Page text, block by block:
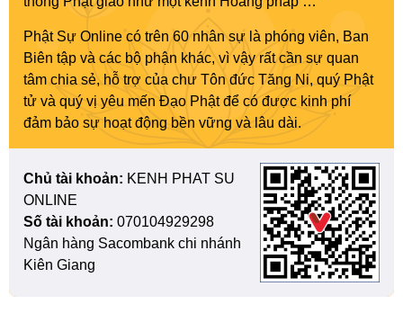
Phật Sự Online có trên 60 nhân sự là phóng viên, Ban
Biên tập và các bộ phận khác, vì vậy rất cần sự quan
tâm chia sẻ, hỗ trợ của chư Tôn đức Tăng Ni, quý Phật
tử và quý vị yêu mến Đạo Phật để có được kinh phí
đảm bảo sự hoạt động bền vững và lâu dài.
Chủ tài khoản: KENH PHAT SU
ONLINE
Số tài khoản: 070104929298
Ngân hàng Sacombank chi nhánh
Kiên Giang